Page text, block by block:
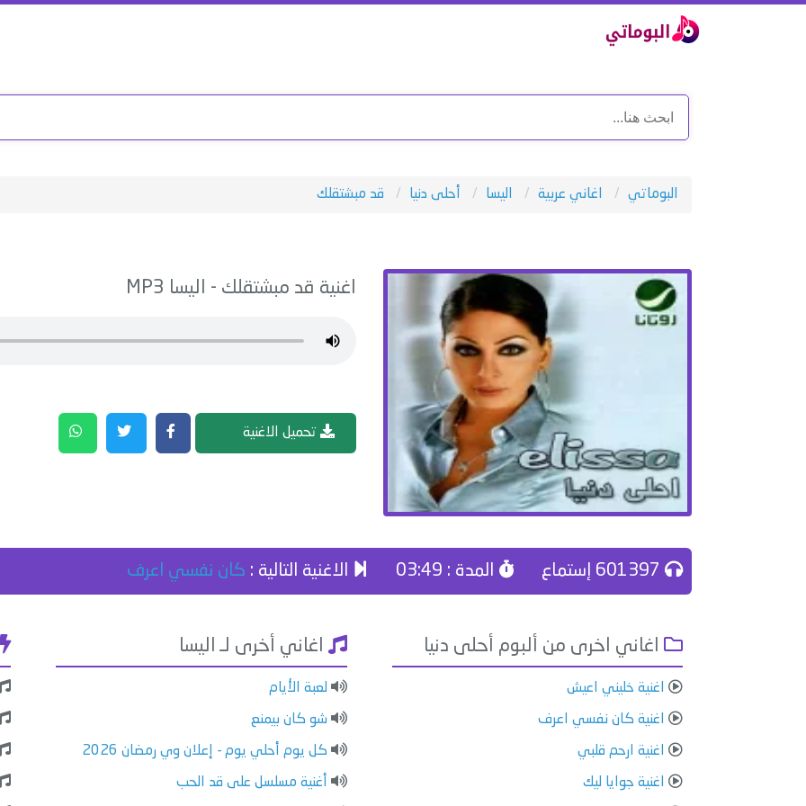
البوماتي اغاني عربية اليسا أحلى دنيا قد مبشتقلك
اغنية قد مبشتقلك - اليسا
تحميل الاغنية
المدة : 03:49 الاغنية التالية : كان نفسي اعرف
اغاني اخرى من ألبوم أحلى دنيا
اغنية خليني اعيش
اغنية كان نفسي اعرف
اغنية ارحم قلبي
اغنية جوايا ليك
اغاني أخرى لـ اليسا
لعبة الأيام
شو كان بيمنع
كل يوم أحلي يوم - إعلان وي رمضان 2026
أغنية مسلسل على قد الحب